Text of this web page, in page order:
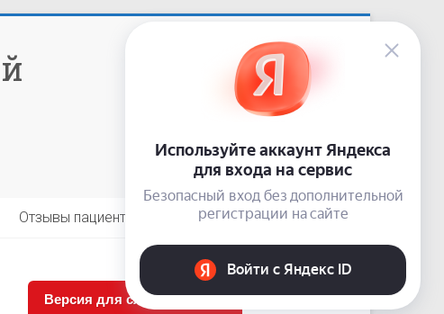
Приемная: +7 (3843) 74-92-62
сайт: nardis.su
10-guz-narkolog@kuzdrav.ru
Отзывы пациентов Контакты
Версия для слабовидящих